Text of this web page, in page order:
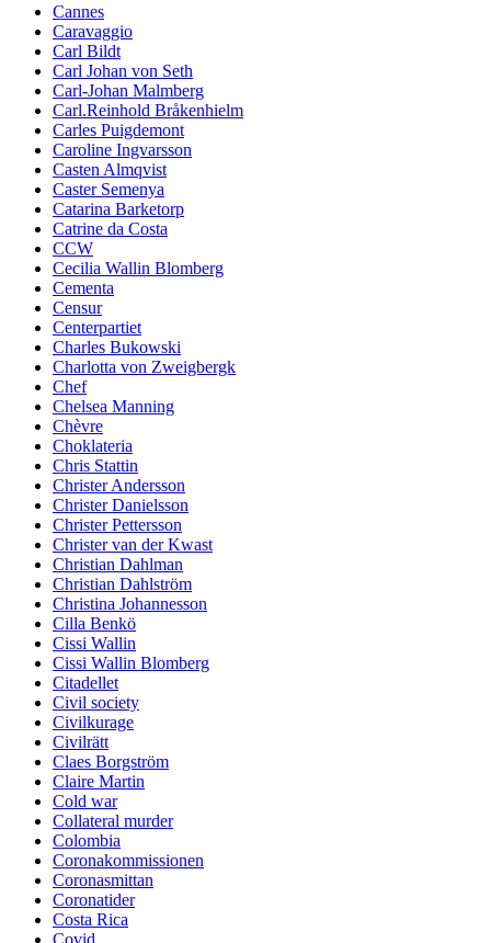
Cannes
Caravaggio
Carl Bildt
Carl Johan von Seth
Carl-Johan Malmberg
Carl.Reinhold Bråkenhielm
Carles Puigdemont
Caroline Ingvarsson
Casten Almqvist
Caster Semenya
Catarina Barketorp
Catrine da Costa
CCW
Cecilia Wallin Blomberg
Cementa
Censur
Centerpartiet
Charles Bukowski
Charlotta von Zweigbergk
Chef
Chelsea Manning
Chèvre
Choklateria
Chris Stattin
Christer Andersson
Christer Danielsson
Christer Pettersson
Christer van der Kwast
Christian Dahlman
Christian Dahlström
Christina Johannesson
Cilla Benkö
Cissi Wallin
Cissi Wallin Blomberg
Citadellet
Civil society
Civilkurage
Civilrätt
Claes Borgström
Claire Martin
Cold war
Collateral murder
Colombia
Coronakommissionen
Coronasmittan
Coronatider
Costa Rica
Covid